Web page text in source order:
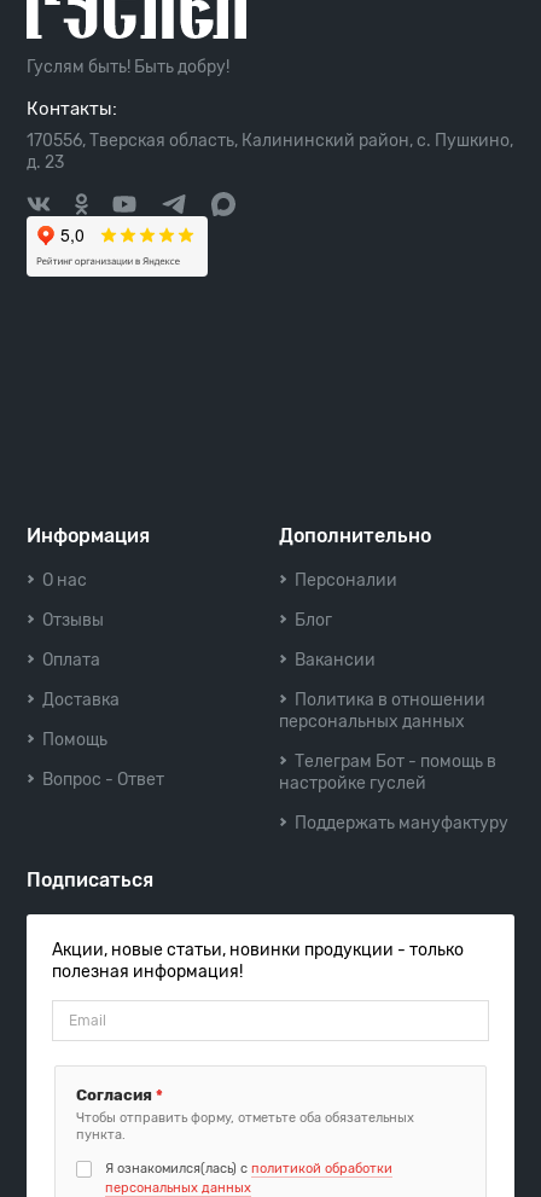
Гуслям быть! Быть добру!
Контакты:
170556, Тверская область, Калининский район, с. Пушкино,
д. 23
Информация
О нас
Отзывы
Оплата
Доставка
Помощь
Вопрос - Ответ
Дополнительно
Персоналии
Блог
Вакансии
Политика в отношении
персональных данных
Телеграм Бот - помощь в
настройке гуслей
Поддержать мануфактуру
Подписаться
Акции, новые статьи, новинки продукции - только
полезная информация!
Согласия*
Чтобы отправить форму, отметьте оба обязательных
пункта.
Я ознакомился(лась) с политикой обработки
персональных данных